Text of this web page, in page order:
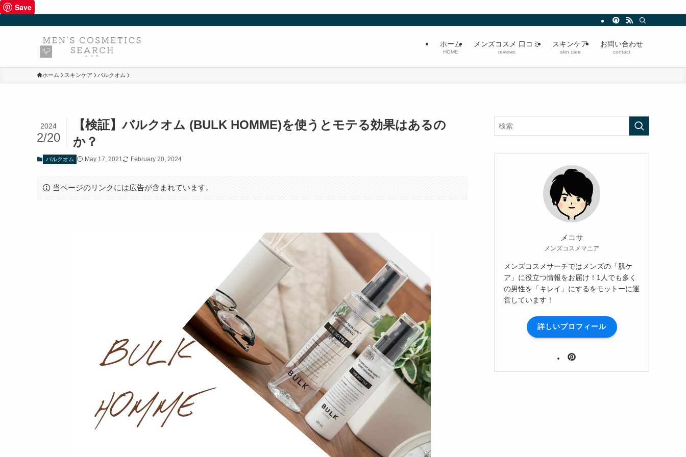
Save
ホーム
HOME
メンズコスメ 口コミ
reviews
スキンケア
skin care
お問い合わせ
contact
ホーム スキンケア バルクオム
【検証】バルクオム (BULK HOMME)を使うとモテる効果はあるの
か？
2024
2/20
バルクオム May 17, 2021 February 20, 2024
当ページのリンクには広告が含まれています。
メコサ
メンズコスメマニア
メンズコスメサーチではメンズの「肌ケ
ア」に役立つ情報をお届け！1人でも多く
の男性を「キレイ」にするをモットーに運
営しています！
詳しいプロフィール